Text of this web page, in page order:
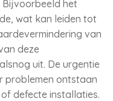
Bijvoorbeeld het
wat kan leiden tot
van
deze
uit. De urgentie
problemen ontstaan
defecte installaties.